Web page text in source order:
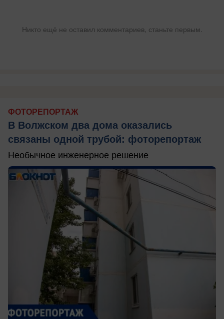
Никто ещё не оставил комментариев, станьте первым.
ФОТОРЕПОРТАЖ
В Волжском два дома оказались
связаны одной трубой: фоторепортаж
Необычное инженерное решение